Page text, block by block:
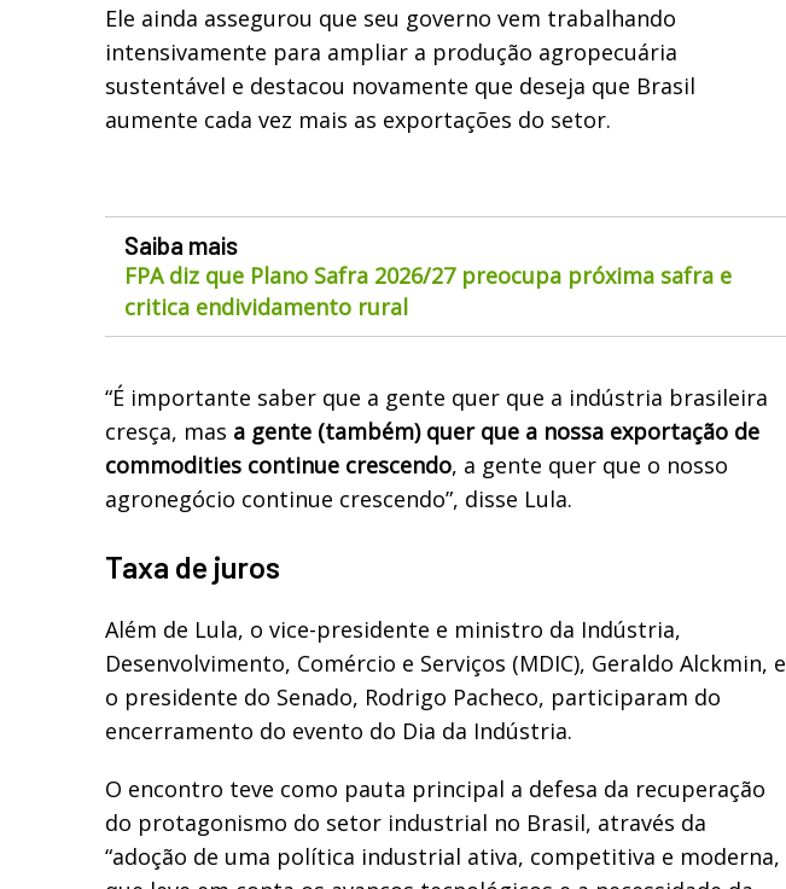
Ele ainda assegurou que seu governo vem trabalhando
intensivamente para ampliar a produção agropecuária
sustentável e destacou novamente que deseja que Brasil
aumente cada vez mais as exportações do setor.
Saiba mais
FPA diz que Plano Safra 2026/27 preocupa próxima safra e
critica endividamento rural
“É importante saber que a gente quer que a indústria brasileira
cresça, mas a gente (também) quer que a nossa exportação de
commodities continue crescendo, a gente quer que o nosso
agronegócio continue crescendo”, disse Lula.
Taxa de juros
Além de Lula, o vice-presidente e ministro da Indústria,
Desenvolvimento, Comércio e Serviços (MDIC), Geraldo Alckmin, e
o presidente do Senado, Rodrigo Pacheco, participaram do
encerramento do evento do Dia da Indústria.
O encontro teve como pauta principal a defesa da recuperação
do protagonismo do setor industrial no Brasil, através da
“adoção de uma política industrial ativa, competitiva e moderna,